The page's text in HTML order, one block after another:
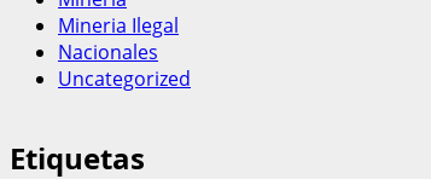
Mineria Ilegal
Nacionales
Uncategorized
Etiquetas